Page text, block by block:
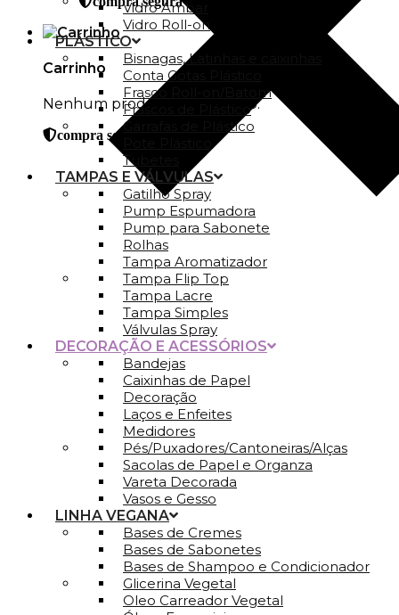
Carrinho
Nenhum produto no carrinho.
compra segura
Vidro Ambar
Vidro Roll-on
PLÁSTICO
Bisnagas, Latinhas e caixinhas
Conta Gotas Plástico
Frasco Roll-on/Batom
Frascos de Plástico
Garrafas de Plástico
Tubetes
TAMPAS E VÁLVULAS
Gatilho Spray
Pump Espumadora
Pump para Sabonete
Rolhas
Tampa Aromatizador
Tampa Flip Top
Tampa Lacre
Tampa Simples
Válvulas Spray
DECORAÇÃO E ACESSÓRIOS
Bandejas
Caixinhas de Papel
Decoração
Laços e Enfeites
Medidores
Pés/Puxadores/Cantoneiras/Alças
Sacolas de Papel e Organza
Vareta Decorada
Vasos e Gesso
LINHA VEGANA
Bases de Cremes
Bases de Sabonetes
Bases de Shampoo e Condicionador
Glicerina Vegetal
Oleo Carreador Vegetal